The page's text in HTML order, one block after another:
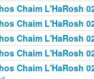
Chaim L'HaRosh
Chaim L'HaRosh
Chaim L'HaRosh
Chaim L'HaRosh
Chaim L'HaRosh